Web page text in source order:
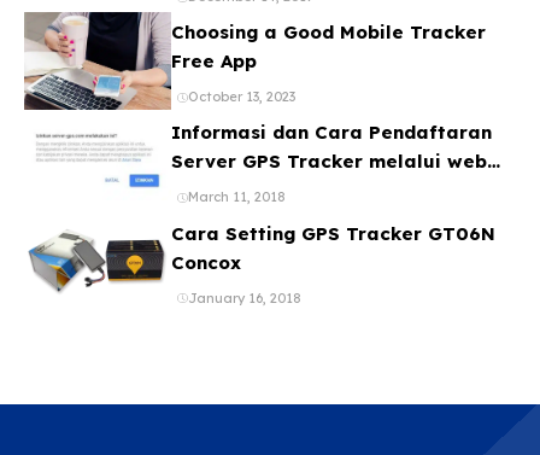
Choosing a Good Mobile Tracker
Free App
October 13, 2023
Informasi dan Cara Pendaftaran
Server GPS Tracker melalui web
ataupun Aplikasi Online Gratis
March 11, 2018
Cara Setting GPS Tracker GT06N
Concox
January 16, 2018